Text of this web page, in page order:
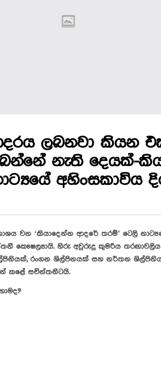
ලබනවා කියන
නැති දෙයක්-
අහිංසකාවිය
වන ‘කියාදෙන්න ආදරේ තරම්’ ටෙලි
කෞෂල්‍යායි. හිරු අවුරුදු කුමරිය තරඟාවලිය
රංගන ශිල්පිනයක් සහ නර්තන
කළේ සචින්තනීටයි.